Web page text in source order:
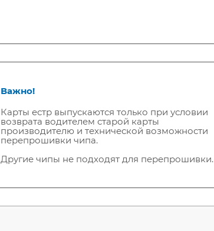
Важно!
Карты естр выпускаются только при условии
возврата водителем старой карты
производителю и технической возможности
перепрошивки чипа.
Другие чипы не подходят для перепрошивки.